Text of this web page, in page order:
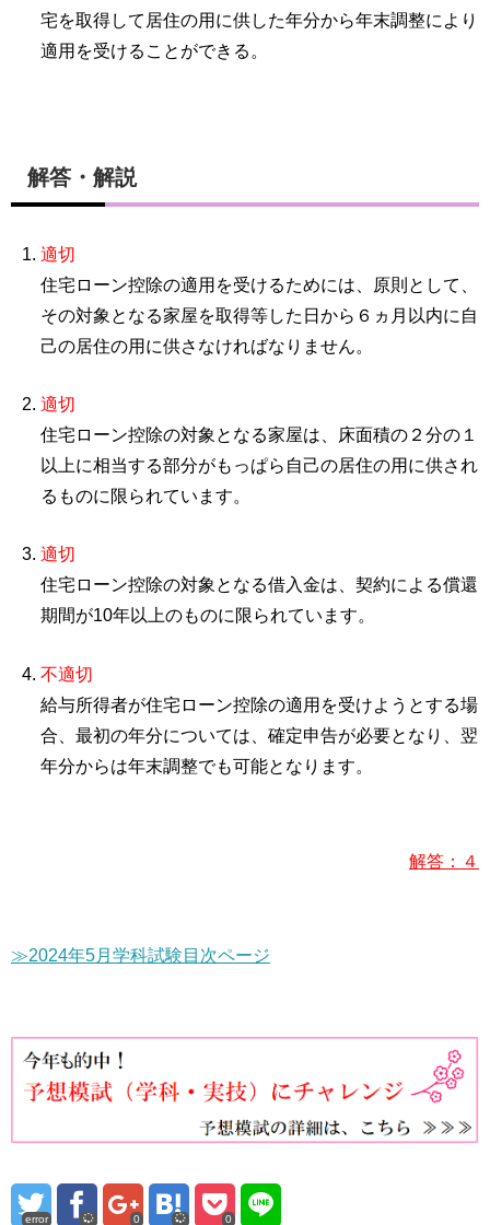
宅を取得して居住の用に供した年分から年末調整により
適用を受けることができる。
解答・解説
適切
住宅ローン控除の適用を受けるためには、原則として、
その対象となる家屋を取得等した日から６ヵ月以内に自
己の居住の用に供さなければなりません。
適切
住宅ローン控除の対象となる家屋は、床面積の２分の１
以上に相当する部分がもっぱら自己の居住の用に供され
るものに限られています。
適切
住宅ローン控除の対象となる借入金は、契約による償還
期間が10年以上のものに限られています。
不適切
給与所得者が住宅ローン控除の適用を受けようとする場
合、最初の年分については、確定申告が必要となり、翌
年分からは年末調整でも可能となります。
解答：４
≫2024年5月学科試験目次ページ
error 0 0